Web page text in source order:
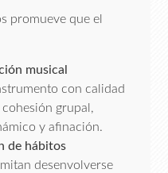
promueve que el
musical
con calidad
grupal,
y afinación.
de hábitos
desenvolverse